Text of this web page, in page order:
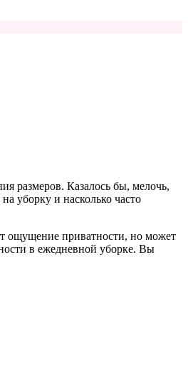
размеров. Казалось бы, мелочь,
уборку и насколько часто
ощущение приватности, но может
в ежедневной уборке. Вы